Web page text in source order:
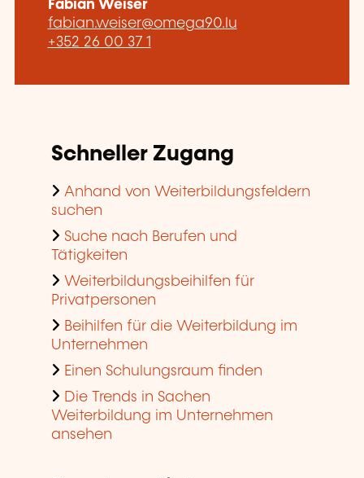
Fabian Weiser
fabian.weiser@omega90.lu
+352 26 00 37 1
Schneller Zugang
Anhand von Weiterbildungsfeldern
suchen
Suche nach Berufen und
Tätigkeiten
Weiterbildungsbeihilfen für
Privatpersonen
Beihilfen für die Weiterbildung im
Unternehmen
Einen Schulungsraum finden
Die Trends in Sachen
Weiterbildung im Unternehmen
ansehen